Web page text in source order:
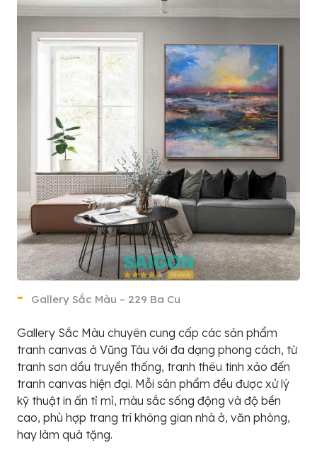
Gallery Sắc Màu – 229 Ba Cu
Gallery Sắc Màu chuyên cung cấp các sản phẩm
tranh canvas ở Vũng Tàu với đa dạng phong cách, từ
tranh sơn dầu truyền thống, tranh thêu tinh xảo đến
tranh canvas hiện đại. Mỗi sản phẩm đều được xử lý
kỹ thuật in ấn tỉ mỉ, màu sắc sống động và độ bền
cao, phù hợp trang trí không gian nhà ở, văn phòng,
hay làm quà tặng.